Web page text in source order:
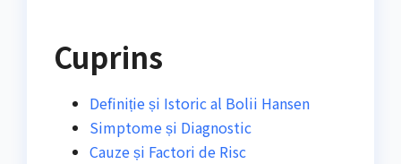
Cuprins
Definiție și Istoric al Bolii Hansen
Simptome și Diagnostic
Cauze și Factori de Risc